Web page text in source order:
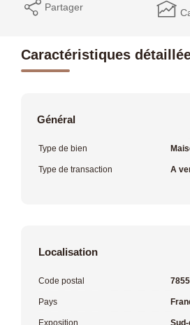
Partager
Caractéristiques
Général
Type de bien
Type de transaction A
Localisation
Code postal
Pays
Exposition